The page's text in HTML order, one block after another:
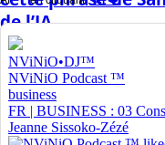
de l’IA